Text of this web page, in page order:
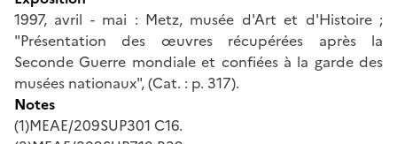
1997, avril - mai : Metz, musée d'Art et d'Histoire ;
"Présentation des œuvres récupérées après la
Seconde Guerre mondiale et confiées à la garde des
musées nationaux", (Cat. : p. 317).
Notes
(1)MEAE/209SUP301 C16.